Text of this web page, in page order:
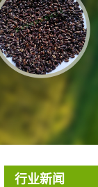
in
on line
农用调
生物有
有机农
行业新闻